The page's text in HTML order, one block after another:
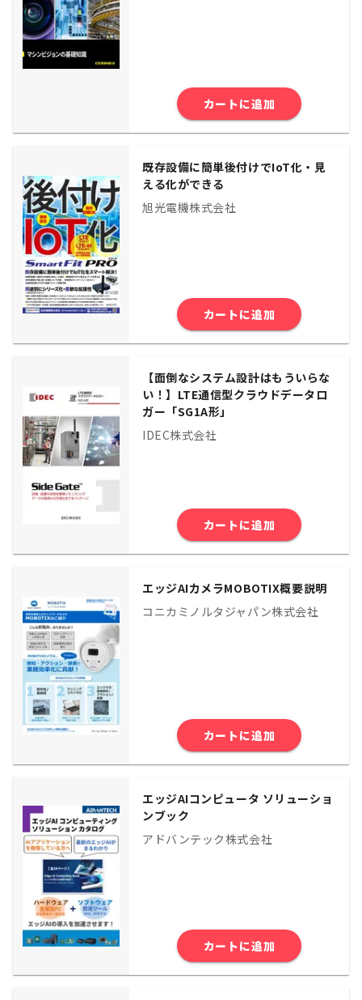
カートに追加
既存設備に簡単後付けでIoT化・見
える化ができる
旭光電機株式会社
カートに追加
【面倒なシステム設計はもういらな
い！】LTE通信型クラウドデータロ
ガー「SG1A形」
IDEC株式会社
カートに追加
エッジAIカメラMOBOTIX概要説明
コニカミノルタジャパン株式会社
カートに追加
エッジAIコンピュータ ソリューショ
ンブック
アドバンテック株式会社
カートに追加